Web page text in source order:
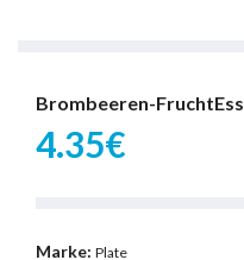
Brombeeren-
4.35€
Marke: Plate